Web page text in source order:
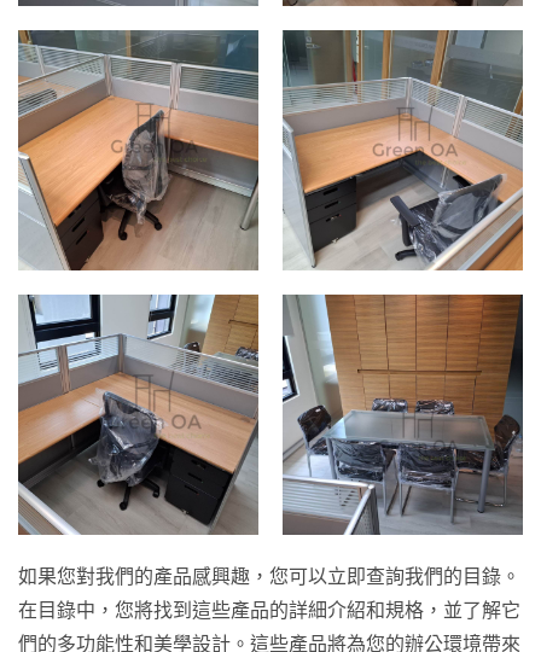
如果您對我們的產品感興趣，您可以立即查詢我們的目錄。
在目錄中，您將找到這些產品的詳細介紹和規格，並了解它
們的多功能性和美學設計。這些產品將為您的辦公環境帶來